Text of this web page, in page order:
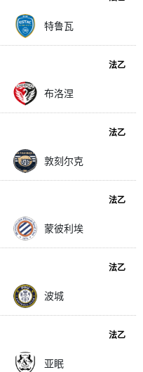
特鲁瓦
法乙
布洛涅
法乙
敦刻尔克
法乙
蒙彼利埃
法乙
波城
法乙
亚眠